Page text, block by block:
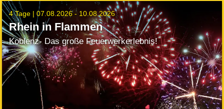
4 Tage |07.08.2026 - 10.08.2026
Rhein in Flammen
Koblenz- Das große Feuerwerkerlebnis!